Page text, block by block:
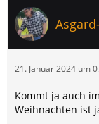
21. Januar 2024 um
Kommt ja auch
Weihnachten ist